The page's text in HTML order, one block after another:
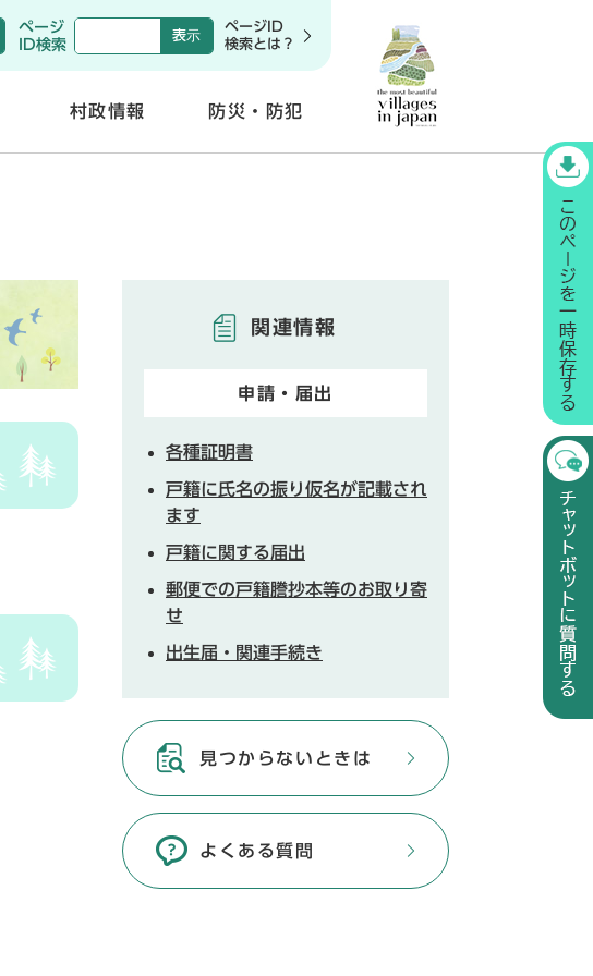
ページ
ID検索
ページID
検索とは？
村政情報 防災・防犯
関連情報
申請・届出
各種証明書
戸籍に氏名の振り仮名が記載され
ます
戸籍に関する届出
郵便での戸籍謄抄本等のお取り寄
せ
出生届・関連手続き
見つからないときは
よくある質問